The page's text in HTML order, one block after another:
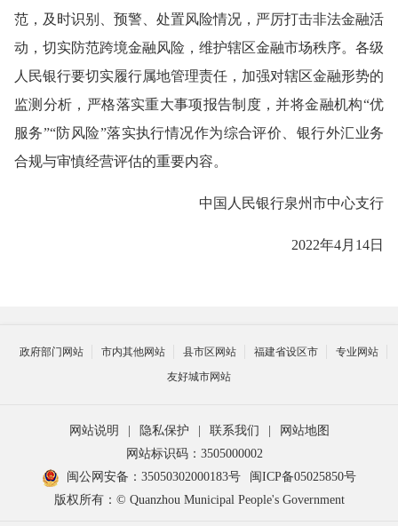
范，及时识别、预警、处置风险情况，严厉打击非法金融活
动，切实防范跨境金融风险，维护辖区金融市场秩序。各级
人民银行要切实履行属地管理责任，加强对辖区金融形势的
监测分析，严格落实重大事项报告制度，并将金融机构“优
服务”“防风险”落实执行情况作为综合评价、银行外汇业务
合规与审慎经营评估的重要内容。
中国人民银行泉州市中心支行
2022年4月14日
政府部门网站 市内其他网站 县市区网站 福建省设区市
专业网站
友好城市网站
网站说明 隐私保护 联系我们
网站地图
网站标识码：3505000002
闽公网安备：35050302000183号
闽ICP备05025850号
版权所有：© Quanzhou Municipal People's Government